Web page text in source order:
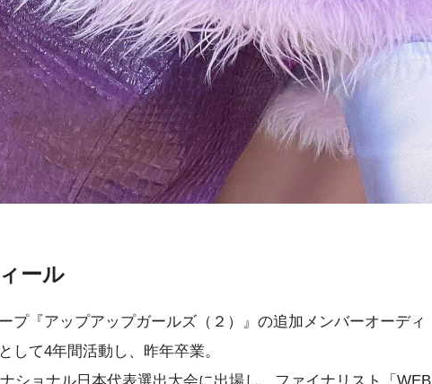
ール
プ『アップアップガールズ（２）』の追加メンバーオーディ
して4年間活動し、昨年卒業。
ショナル日本代表選出大会に出場し、ファイナリスト「WEB